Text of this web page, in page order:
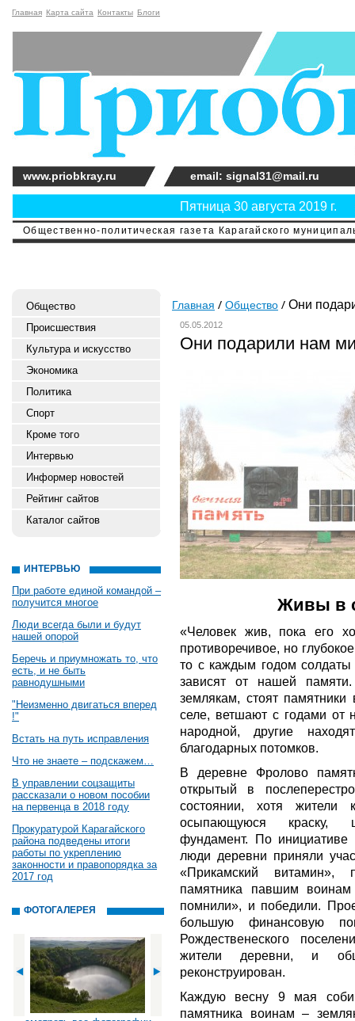
Главная Карта сайта Контакты Блоги
Общественно-политическая газета Карагайского
Пятница 30 августа 2019 г.
www.priobkray.ru email: signal31@mail.ru
Общество
Происшествия
Культура и искусство
Экономика
Политика
Спорт
Кроме того
Интервью
Информер новостей
Рейтинг сайтов
Каталог сайтов
ИНТЕРВЬЮ
При работе единой командой –
получится многое
Люди всегда были и будут
нашей опорой
Беречь и приумножать то, что
есть, и не быть
равнодушными
"Неизменно двигаться вперед
!"
Встать на путь исправления
Что не знаете – подскажем…
В управлении соцзащиты
рассказали о новом пособии
на первенца в 2018 году
Прокуратурой Карагайского
района подведены итоги
работы по укреплению
законности и правопорядка за
2017 год
ФОТОГАЛЕРЕЯ
Главная Общество Они
05.05.2012
Они подарили нам
Живы в
«Человек жив, пока его
противоречивое, но
то с каждым годом солдаты
зависят от нашей
землякам, стоят
селе, ветшают с годами от
народной, другие
благодарных потомков.
В деревне Фролово
открытый в
состоянии, хотя
осыпающуюся краску,
фундамент. По
люди деревни приняли
«Прикамский витамин»,
памятника павшим
помнили», и победили.
большую финансовую
Рождественеского
жители деревни, и
реконструирован.
Каждую весну 9 мая
памятника воинам –